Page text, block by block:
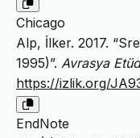
Chicago
Alp, İlker. 2017.
1995)”. Avrasya
https://izlik.org/
EndNote